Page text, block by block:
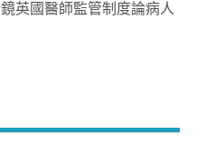
英國醫師監管制度論病人